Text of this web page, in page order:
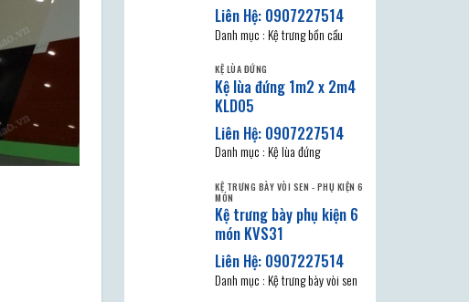
Danh mục : Kệ trưng bồn cầu
KỆ LÙA ĐỨNG
Kệ lùa đứng 1m2 x 2m4
KLD05
Danh mục : Kệ lùa đứng
KỆ TRƯNG BÀY VÒI SEN - PHỤ KIỆN 6
MÓN
Kệ trưng bày phụ kiện 6
món KVS31
Danh mục : Kệ trưng bày vòi sen